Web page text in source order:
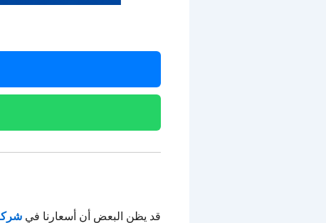
قد يظن البعض أن أسعارنا في